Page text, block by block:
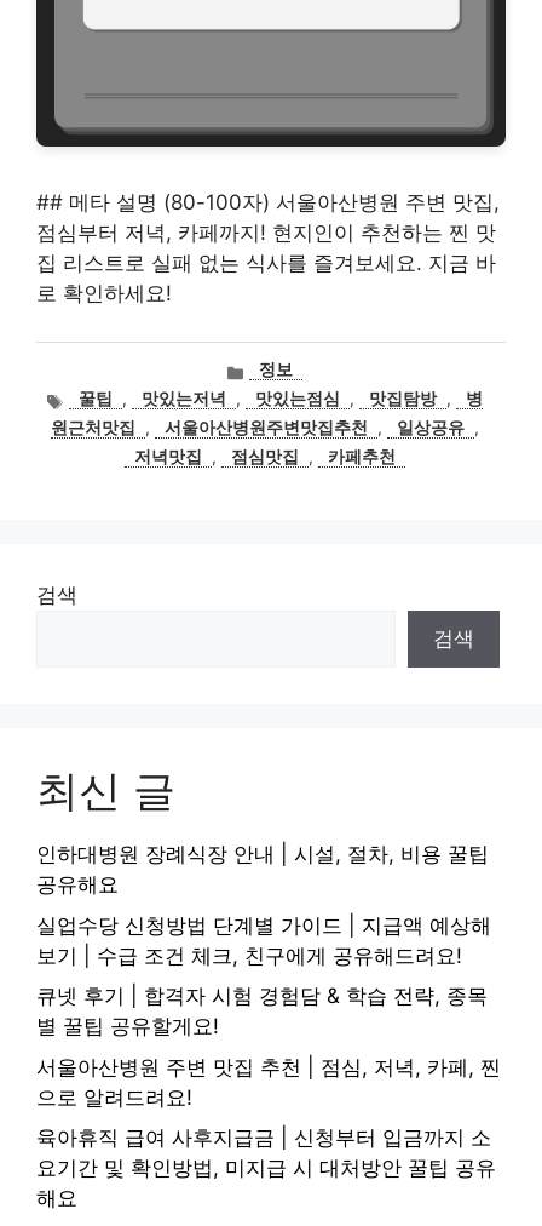
## 메타 설명 (80-100자) 서울아산병원 주변 맛집,
점심부터 저녁, 카페까지! 현지인이 추천하는 찐 맛
집 리스트로 실패 없는 식사를 즐겨보세요. 지금 바
로 확인하세요!
카
테
고
리
정보
태
그
꿀팁 , 맛있는저녁 , 맛있는점심 , 맛집탐방 ,
병
원근처맛집
, 서울아산병원주변맛집추천 , 일상공유 ,
저녁맛집
, 점심맛집 , 카페추천
검색
검색
최신 글
인하대병원 장례식장 안내 | 시설, 절차, 비용 꿀팁
공유해요
실업수당 신청방법 단계별 가이드 | 지급액 예상해
보기 | 수급 조건 체크, 친구에게 공유해드려요!
큐넷 후기 | 합격자 시험 경험담 & 학습 전략, 종목
별 꿀팁 공유할게요!
서울아산병원 주변 맛집 추천 | 점심, 저녁, 카페, 찐
으로 알려드려요!
육아휴직 급여 사후지급금 | 신청부터 입금까지 소
요기간 및 확인방법, 미지급 시 대처방안 꿀팁 공유
해요